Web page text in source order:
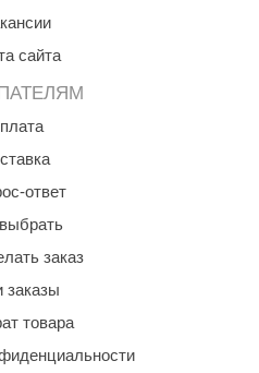
сайта
ответ
заказ
заказы
товара